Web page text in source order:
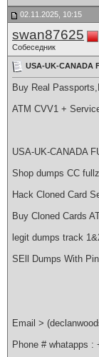
02.11.2025, 10:15
swan87625
Собеседник
USA-UK-CANADA
Buy Real
ATM CVV1 +
USA-UK-CANADA
Shop dumps CC
Hack Cloned Card
Buy Cloned Cards
legit dumps track
SEll Dumps With
Email >
Phone # whatapps :